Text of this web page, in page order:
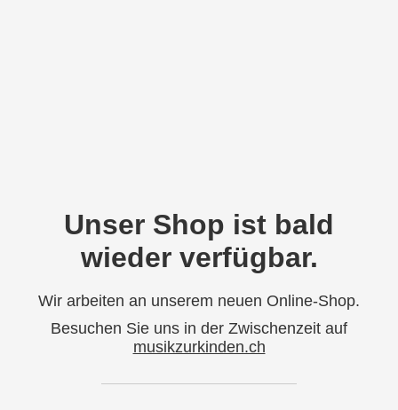
Unser Shop ist bald
wieder verfügbar.
Wir arbeiten an unserem neuen Online-Shop.
Besuchen Sie uns in der Zwischenzeit auf
musikzurkinden.ch